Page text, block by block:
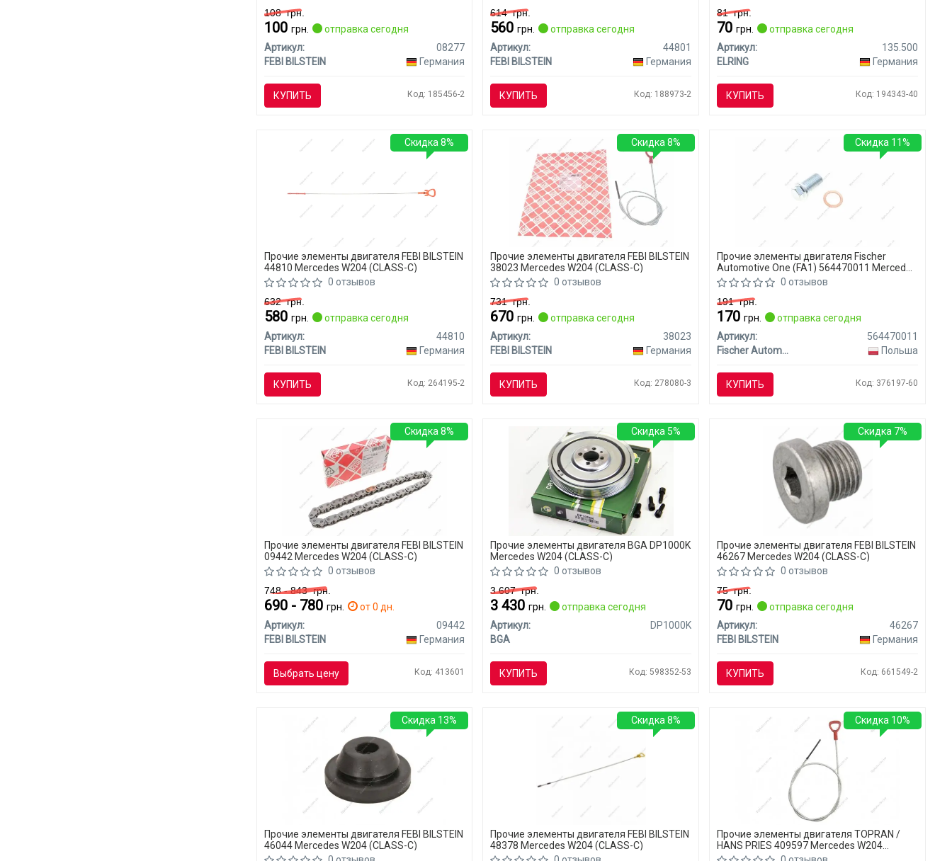
108грн.
100 грн.
отправка сегодня
Артикул:
08277
FEBI BILSTEIN
Германия
КУПИТЬ Код: 185456-2
614грн.
560грн.
отправка сегодня
Артикул:
44801
FEBI BILSTEIN
Германия
КУПИТЬ Код: 188973-2
81грн.
70грн.
отправка сегодня
Артикул:
135.500
ELRING
Германия
КУПИТЬ Код: 194343-40
Прочие элементы двигателя FEBI BILSTEIN
44810 Mercedes W204 (CLASS-C)
0 отзывов
632грн.
580 грн.
отправка сегодня
Артикул:
44810
FEBI BILSTEIN
Германия
КУПИТЬ Код: 264195-2
Скидка 8%
Прочие элементы двигателя FEBI BILSTEIN
38023 Mercedes W204 (CLASS-C)
0 отзывов
731грн.
670грн.
отправка сегодня
Артикул:
38023
FEBI BILSTEIN
Германия
КУПИТЬ Код: 278080-3
Скидка 8%
Прочие элементы двигателя Fischer
Automotive One (FA1) 564470011 Mercedes
W204 (CLASS-C)0 отзывов
191грн.
170грн.
отправка сегодня
Артикул:
564470011
Fischer Automotive One (FA1)
Польша
КУПИТЬ Код: 376197-60
Скидка 11%
Прочие элементы двигателя FEBI BILSTEIN
09442 Mercedes W204 (CLASS-C)
0 отзывов
748 - 843грн.
690 - 780 грн.
от 0 дн.
Артикул:
09442
FEBI BILSTEIN
Германия
Выбрать цену Код: 413601
Скидка 8%
Прочие элементы двигателя BGA DP1000K
Mercedes W204 (CLASS-C)
0 отзывов
3 607грн.
3 430грн.
отправка сегодня
Артикул:
DP1000K
BGA
КУПИТЬ Код: 598352-53
Скидка 5%
Прочие элементы двигателя FEBI BILSTEIN
46267 Mercedes W204 (CLASS-C)
0 отзывов
75грн.
70грн.
отправка сегодня
Артикул:
46267
FEBI BILSTEIN
Германия
КУПИТЬ Код: 661549-2
Скидка 7%
Прочие элементы двигателя FEBI BILSTEIN
46044 Mercedes W204 (CLASS-C)
Скидка 13%
Прочие элементы двигателя FEBI BILSTEIN
48378 Mercedes W204 (CLASS-C)
Скидка 8%
Прочие элементы двигателя TOPRAN /
HANS PRIES 409597 Mercedes W204
(CLASS-C)
Скидка 10%